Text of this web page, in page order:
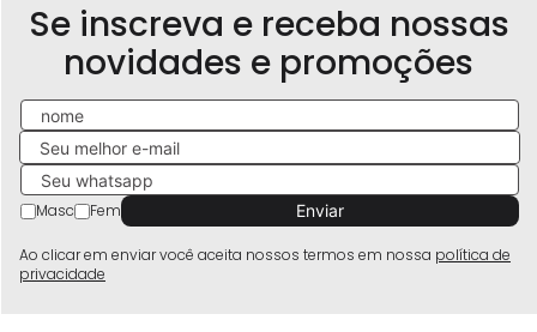
Se inscreva e receba nossas
novidades e promoções
Masc Fem
Ao clicar em enviar você aceita nossos termos em nossa política de
privacidade